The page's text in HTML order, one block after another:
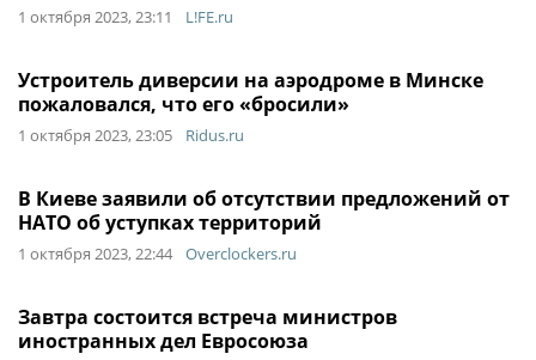
1 октября 2023, 23:11 L!FE.ru
Устроитель диверсии на аэродроме в Минске
пожаловался, что его «бросили»
1 октября 2023, 23:05 Ridus.ru
В Киеве заявили об отсутствии предложений от
НАТО об уступках территорий
1 октября 2023, 22:44 Overclockers.ru
Завтра состоится встреча министров
иностранных дел Евросоюза